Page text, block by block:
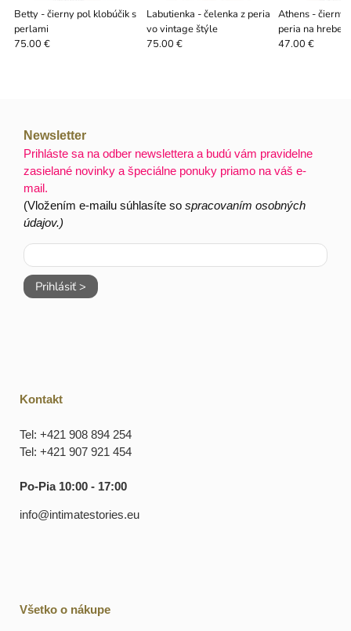
Betty - čierny pol klobúčik s
perlami
75.00 €
Labutienka - čelenka z peria
vo vintage štýle
75.00 €
Athens - čierny
peria na hrebeni
47.00 €
Newsletter
Prihláste sa na odber newslettera a budú vám pravidelne
zasielané novinky a špeciálne ponuky priamo na váš e-
mail.
(Vložením e-mailu súhlasíte sospracovaním osobných
údajov.)
Prihlásiť >
Kontakt
Tel: +421 908 894 254
Tel: +421 907 921 454
Po-Pia 10:00 - 17:00
info@intimatestories.eu
Všetko o nákupe